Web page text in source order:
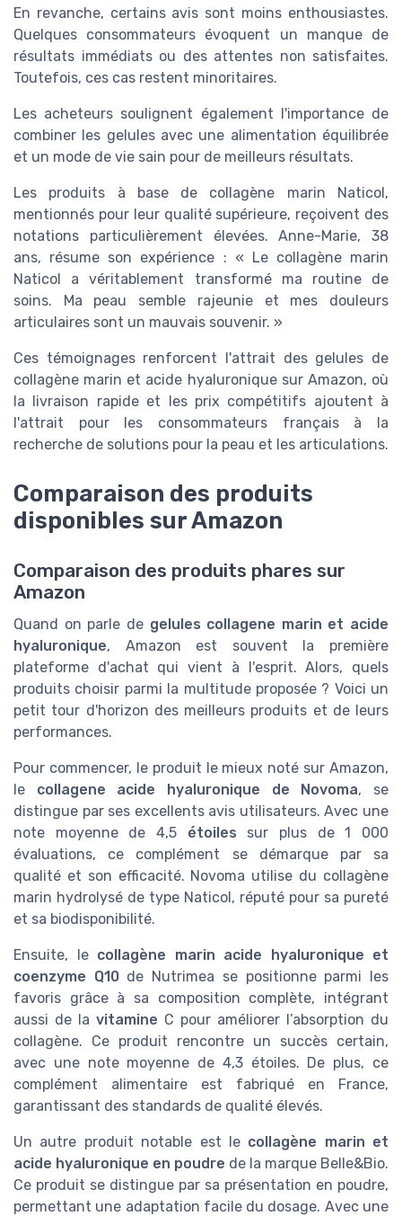
En revanche, certains avis sont moins enthousiastes.
Quelques consommateurs évoquent un manque de
résultats immédiats ou des attentes non satisfaites.
Toutefois, ces cas restent minoritaires.
Les acheteurs soulignent également l'importance de
combiner les gelules avec une alimentation équilibrée
et un mode de vie sain pour de meilleurs résultats.
Les produits à base de collagène marin Naticol,
mentionnés pour leur qualité supérieure, reçoivent des
notations particulièrement élevées. Anne-Marie, 38
ans, résume son expérience : « Le collagène marin
Naticol a véritablement transformé ma routine de
soins. Ma peau semble rajeunie et mes douleurs
articulaires sont un mauvais souvenir. »
Ces témoignages renforcent l'attrait des gelules de
collagène marin et acide hyaluronique sur Amazon, où
la livraison rapide et les prix compétitifs ajoutent à
l'attrait pour les consommateurs français à la
recherche de solutions pour la peau et les articulations.
Comparaison des produits
disponibles sur Amazon
Comparaison des produits phares sur
Amazon
Quand on parle de gelules collagene marin et acide
hyaluronique, Amazon est souvent la première
plateforme d'achat qui vient à l'esprit. Alors, quels
produits choisir parmi la multitude proposée ? Voici un
petit tour d'horizon des meilleurs produits et de leurs
performances.
Pour commencer, le produit le mieux noté sur Amazon,
le collagene acide hyaluronique de Novoma, se
distingue par ses excellents avis utilisateurs. Avec une
note moyenne de 4,5 étoiles sur plus de 1 000
évaluations, ce complément se démarque par sa
qualité et son efficacité. Novoma utilise du collagène
marin hydrolysé de type Naticol, réputé pour sa pureté
et sa biodisponibilité.
Ensuite, le collagène marin acide hyaluronique et
coenzyme Q10de Nutrimea se positionne parmi les
favoris grâce à sa composition complète, intégrant
aussi de la vitamine C pour améliorer l’absorption du
collagène. Ce produit rencontre un succès certain,
avec une note moyenne de 4,3 étoiles. De plus, ce
complément alimentaire est fabriqué en France,
garantissant des standards de qualité élevés.
Un autre produit notable est le collagène marin et
acide hyaluronique en poudre de la marque Belle&Bio.
Ce produit se distingue par sa présentation en poudre,
permettant une adaptation facile du dosage. Avec une